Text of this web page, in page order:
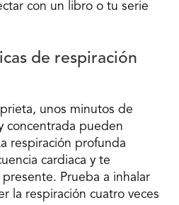
con un libro o tu serie
de respiración
unos minutos de
concentrada pueden
respiración profunda
cardiaca y te
Prueba a inhalar
la respiración cuatro veces